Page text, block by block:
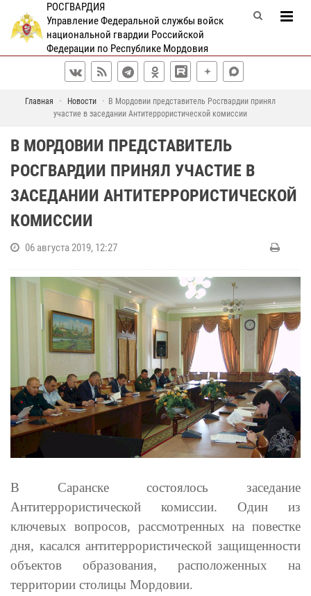
РОСГВАРДИЯ
Управление Федеральной службы войск
национальной гвардии Российской
Федерации по Республике Мордовия
Главная Новости
В Мордовии представитель Росгвардии принял
участие в заседании Антитеррористической комиссии
В МОРДОВИИ ПРЕДСТАВИТЕЛЬ
РОСГВАРДИИ ПРИНЯЛ УЧАСТИЕ В
ЗАСЕДАНИИ АНТИТЕРРОРИСТИЧЕСКОЙ
КОМИССИИ
06 августа 2019, 12:27
В Саранске состоялось заседание
Антитеррористической комиссии. Один из
ключевых вопросов, рассмотренных на повестке
дня, касался антитеррористической защищенности
объектов образования, расположенных на
территории столицы Мордовии.